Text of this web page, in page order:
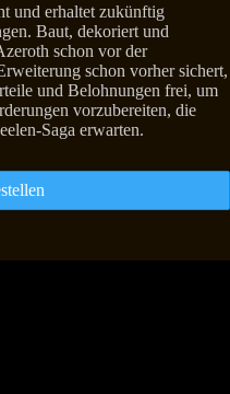
und erhaltet zukünftig
Baut, dekoriert und
schon vor der
schon vorher sichert,
und Belohnungen frei, um
vorzubereiten, die
Saga erwarten.